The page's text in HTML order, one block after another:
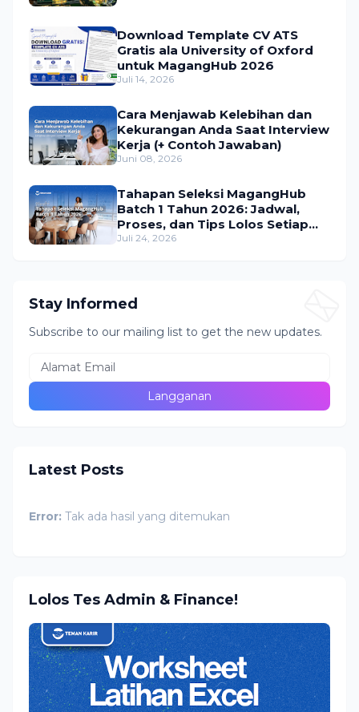
Download Template CV ATS
Gratis ala University of Oxford
untuk MagangHub 2026
Juli 14, 2026
Cara Menjawab Kelebihan dan
Kekurangan Anda Saat Interview
Kerja (+ Contoh Jawaban)
Juni 08, 2026
Tahapan Seleksi MagangHub
Batch 1 Tahun 2026: Jadwal,
Proses, dan Tips Lolos Setiap
Tahap
Juli 24, 2026
Stay Informed
Subscribe to our mailing list to get the new updates.
Latest Posts
Error: Tak ada hasil yang ditemukan
Lolos Tes Admin & Finance!